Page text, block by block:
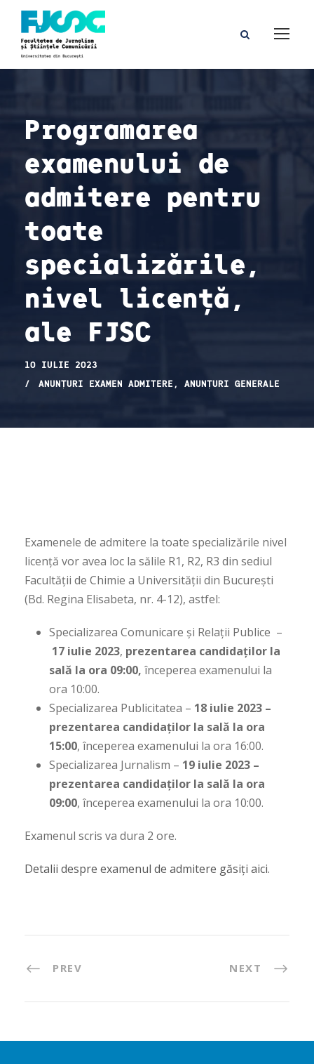
Programarea
examenului de
admitere pentru
toate
specializările,
nivel licență,
ale FJSC
10 IULIE 2023
ANUNȚURI EXAMEN ADMITERE , ANUNȚURI GENERALE
Examenele de admitere la toate specializările nivel
licență vor avea loc la sălile R1, R2, R3 din sediul
Facultății de Chimie a Universității din București
(Bd. Regina Elisabeta, nr. 4-12), astfel:
Specializarea Comunicare și Relații Publice –
17 iulie 2023, prezentarea candidaților la
sală la ora 09:00, începerea examenului la
ora 10:00.
Specializarea Publicitatea – 18 iulie 2023 –
prezentarea candidaților la sală la ora
15:00, începerea examenului la ora 16:00.
Specializarea Jurnalism – 19 iulie 2023 –
prezentarea candidaților la sală la ora
09:00, începerea examenului la ora 10:00.
Examenul scris va dura 2 ore.
Detalii despre examenul de admitere găsiți aici.
PREV NEXT